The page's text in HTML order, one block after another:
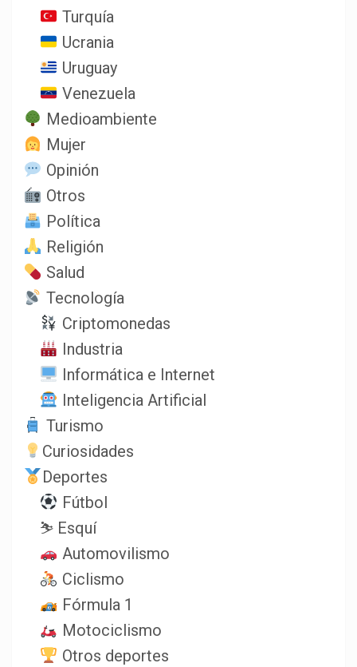
Turquía
Ucrania
Uruguay
Venezuela
Medioambiente
Mujer
Opinión
Otros
Política
Religión
Salud
Tecnología
Criptomonedas
Industria
Informática e Internet
Inteligencia Artificial
Turismo
Curiosidades
Deportes
Fútbol
⛷️ Esquí
Automovilismo
Ciclismo
Fórmula 1
Motociclismo
Otros deportes